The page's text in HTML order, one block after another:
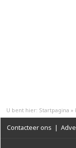
U bent hier: Startpagina »
Contacteer ons |